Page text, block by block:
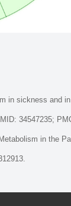
in sickness and
34547235;
in the